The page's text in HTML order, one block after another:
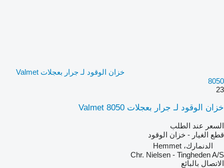
خزان الوقود لـ جرار بعجلات Valmet
8050
23
خزان الوقود لـ جرار بعجلات Valmet 8050
السعر عند الطلب
قطع الغيار - خزان الوقود
الدنمارك، Hemmet
Chr. Nielsen - Tingheden A/S
الاتصال بالبائع